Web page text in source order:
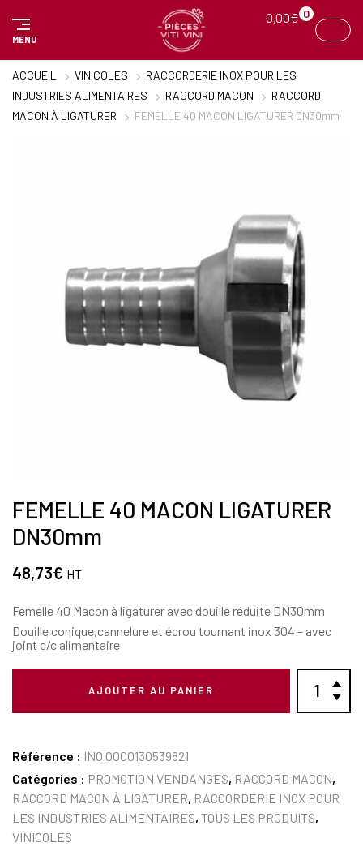
MENU
0,00€ 0
ACCUEIL VINICOLES
RACCORDERIE INOX POUR LES
INDUSTRIES ALIMENTAIRES
RACCORD MACON
RACCORD
MACON À LIGATURER
FEMELLE 40 MACON LIGATURER DN30mm
FEMELLE 40 MACON LIGATURER
DN30mm
48,73€ HT
Femelle 40 Macon à ligaturer avec douille réduite DN30mm
Douille conique,cannelure et écrou tournant inox 304 – avec
joint c/c alimentaire
AJOUTER AU PANIER
Référence : INO 0000130539821
Catégories : PROMOTION VENDANGES, RACCORD MACON,
RACCORD MACON À LIGATURER, RACCORDERIE INOX POUR
LES INDUSTRIES ALIMENTAIRES, TOUS LES PRODUITS,
VINICOLES
Panneau de gestion des cookies